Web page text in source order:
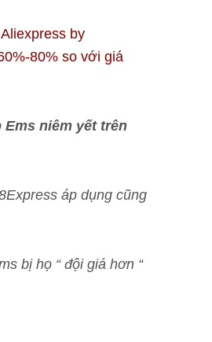
by
80% so với giá
Ems niêm yết trên
áp dụng cũng
bị họ “ đội giá hơn “